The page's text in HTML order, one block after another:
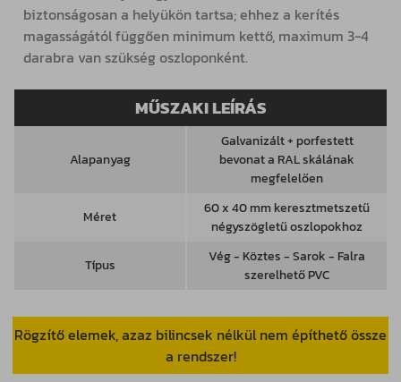
biztonságosan a helyükön tartsa; ehhez a kerítés
magasságától függően minimum kettő, maximum 3-4
darabra van szükség oszloponként.
MŰSZAKI LEÍRÁS
Alapanyag
Galvanizált + porfestett
bevonat a RAL skálának
megfelelően
Méret
60 x 40 mm keresztmetszetű
négyszögletű oszlopokhoz
Típus
Vég - Köztes - Sarok - Falra
szerelhető PVC
Rögzítő elemek, azaz bilincsek nélkül nem építhető össze
a rendszer!